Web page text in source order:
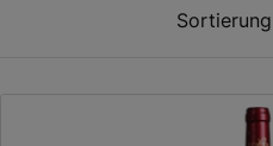
Sortierung